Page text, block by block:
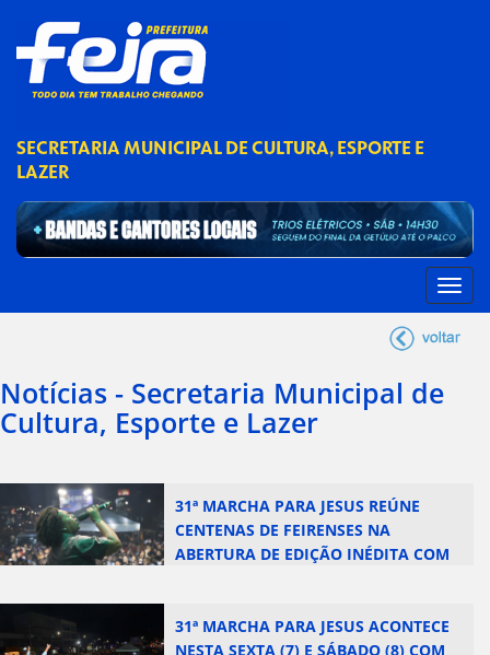
SECRETARIA MUNICIPAL DE CULTURA, ESPORTE E
LAZER
Notícias - Secretaria Municipal de
Cultura, Esporte e Lazer
31ª MARCHA PARA JESUS REÚNE
CENTENAS DE FEIRENSES NA
ABERTURA DE EDIÇÃO INÉDITA COM
31ª MARCHA PARA JESUS ACONTECE
NESTA SEXTA (7) E SÁBADO (8) COM